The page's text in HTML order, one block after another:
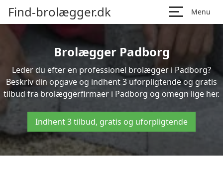
Find-brolægger.dk Menu
Brolægger Padborg
Leder du efter en professionel brolægger i Padborg?
Beskriv din opgave og indhent 3 uforpligtende og gratis
tilbud fra brolæggerfirmaer i Padborg og omegn lige her.
Indhent 3 tilbud, gratis og uforpligtende